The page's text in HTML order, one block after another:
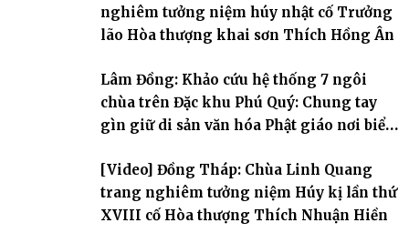
nghiêm tưởng niệm húy nhật cố Trưởng
lão Hòa thượng khai sơn Thích Hồng Ân
Lâm Đồng: Khảo cứu hệ thống 7 ngôi
chùa trên Đặc khu Phú Quý: Chung tay
gìn giữ di sản văn hóa Phật giáo nơi biển
[Video] Đồng Tháp: Chùa Linh Quang
trang nghiêm tưởng niệm Húy kị lần thứ
XVIII cố Hòa thượng Thích Nhuận Hiền